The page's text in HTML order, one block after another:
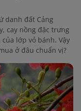
danh đất Cảng
cay nồng đặc trưng
lớp vỏ bánh. Vậy
ở đâu chuẩn vị?